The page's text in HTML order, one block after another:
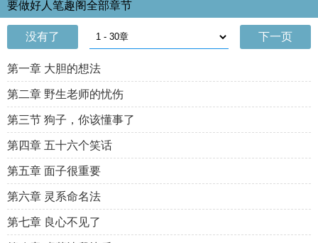
要做好人笔趣阁全部章节
没有了 下一页
第一章 大胆的想法
第二章 野生老师的忧伤
第三节 狗子，你该懂事了
第四章 五十六个笑话
第五章 面子很重要
第六章 灵系命名法
第七章 良心不见了